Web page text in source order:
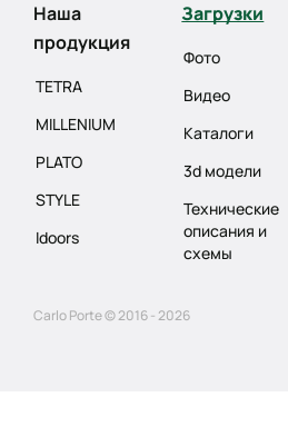
Наша
продукция
TETRA
MILLENIUM
PLATO
STYLE
Idoors
Загрузки
Фото
Видео
Каталоги
3d модели
Технические
описания и
схемы
Carlo Porte © 2016 - 2026